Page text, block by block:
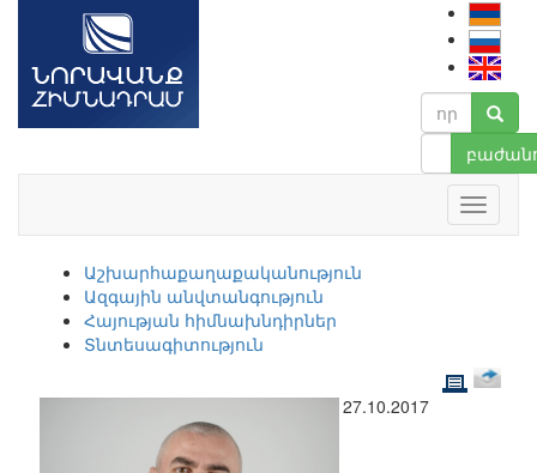
Աշխարհաքաղաքականություն
Ազգային անվտանգություն
Հայության հիմնախնդիրներ
Տնտեսագիտություն
27.10.2017